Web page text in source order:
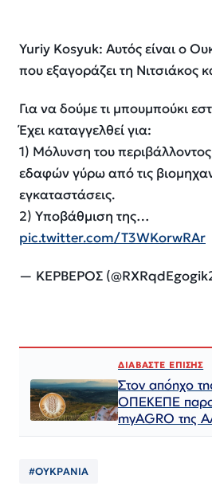
Yuriy Kosyuk: Αυτός είναι ο
που εξαγοράζει τη Νιτσιάκος
Για να δούμε τι μπουμπούκι
Έχει καταγγελθεί για:
1) Μόλυνση του
εδαφών γύρω από τις
εγκαταστάσεις.
2) Υποβάθμιση της…
pic.twitter.com/T3WKorwRAr
— ΚΕΡΒΕΡΟΣ
ΔΙΑΒΑΣΤΕ ΕΠΙΣΗΣ
Στον απόηχο
ΟΠΕΚΕΠΕ
myAGRO της
#ΟΥΚΡΑΝΙΑ